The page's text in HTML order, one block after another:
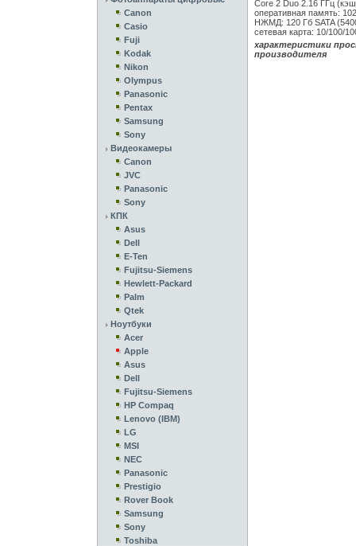
Canon
Casio
Fuji
Kodak
Nikon
Olympus
Panasonic
Pentax
Samsung
Sony
Видеокамеры
Canon
JVC
Panasonic
Sony
КПК
Asus
Dell
E-Ten
Fujitsu-Siemens
Hewlett-Packard
Palm
Qtek
Ноутбуки
Acer
Apple
Asus
Dell
Fujitsu-Siemens
HP Compaq
Lenovo (IBM)
LG
MSI
NEC
Panasonic
Prestigio
Rover Book
Samsung
Sony
Toshiba
Core 2 Duo 2.16 ГГц
оперативная память:
НЖМД: 120 Гб SATA
сетевая карта: 10/100/
характеристики
производителя